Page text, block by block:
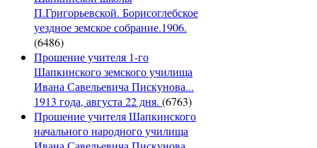
П.Григорьевской. Борисоглебское
уездное земское собрание.1906.
(6486)
Прошение учителя 1-го
Шапкинского земского училища
Ивана Савельевича Пискунова...
1913 года, августа 22 дня. (6763)
Прошение учителя Шапкинского
начального народного училища